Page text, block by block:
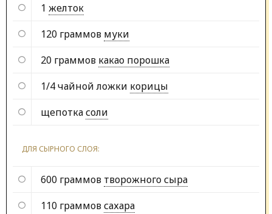
1 желток
120 граммов муки
20 граммов какао порошка
1/4 чайной ложки корицы
щепоткасоли
ДЛЯ СЫРНОГО СЛОЯ:
600 граммов творожного сыра
110 граммовсахара